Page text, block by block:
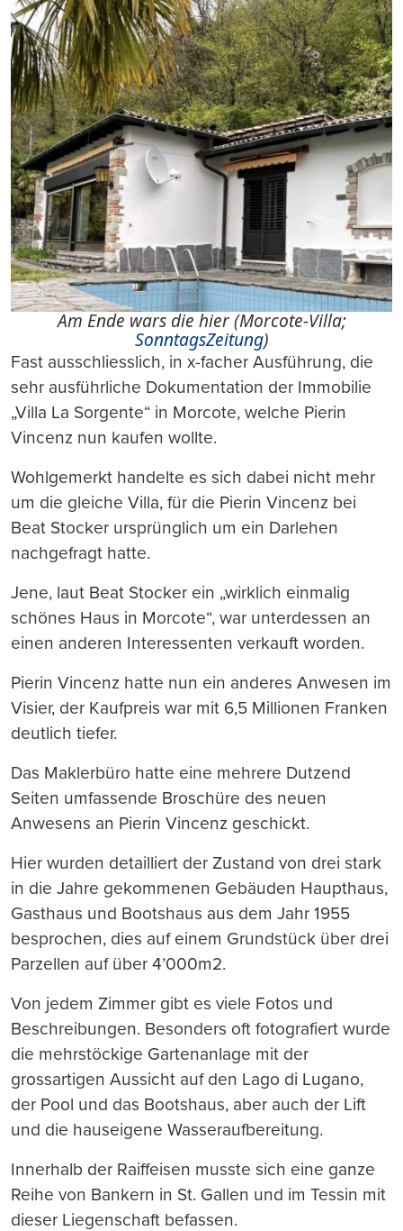
Am Ende wars die hier (Morcote-Villa;
SonntagsZeitung)
Fast ausschliesslich, in x-facher Ausführung, die
sehr ausführliche Dokumentation der Immobilie
„Villa La Sorgente“ in Morcote, welche Pierin
Vincenz nun kaufen wollte.
Wohlgemerkt handelte es sich dabei nicht mehr
um die gleiche Villa, für die Pierin Vincenz bei
Beat Stocker ursprünglich um ein Darlehen
nachgefragt hatte.
Jene, laut Beat Stocker ein „wirklich einmalig
schönes Haus in Morcote“, war unterdessen an
einen anderen Interessenten verkauft worden.
Pierin Vincenz hatte nun ein anderes Anwesen im
Visier, der Kaufpreis war mit 6,5 Millionen Franken
deutlich tiefer.
Das Maklerbüro hatte eine mehrere Dutzend
Seiten umfassende Broschüre des neuen
Anwesens an Pierin Vincenz geschickt.
Hier wurden detailliert der Zustand von drei stark
in die Jahre gekommenen Gebäuden Haupthaus,
Gasthaus und Bootshaus aus dem Jahr 1955
besprochen, dies auf einem Grundstück über drei
Parzellen auf über 4’000m2.
Von jedem Zimmer gibt es viele Fotos und
Beschreibungen. Besonders oft fotografiert wurde
die mehrstöckige Gartenanlage mit der
grossartigen Aussicht auf den Lago di Lugano,
der Pool und das Bootshaus, aber auch der Lift
und die hauseigene Wasseraufbereitung.
Innerhalb der Raiffeisen musste sich eine ganze
Reihe von Bankern in St. Gallen und im Tessin mit
dieser Liegenschaft befassen.